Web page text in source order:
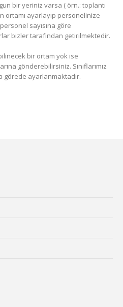
bir yeriniz varsa ( örn.: toplantı
ortamı ayarlayıp personelinize
sayısına göre
bizler tarafından getirilmektedir.
bir ortam yok ise
gönderebilirsiniz. Sınıflarımız
görede ayarlanmaktadır.